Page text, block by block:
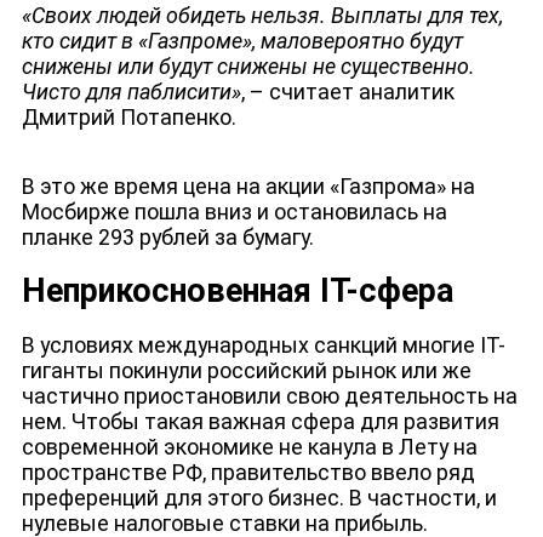
«Своих людей обидеть нельзя. Выплаты для тех,
кто сидит в «Газпроме», маловероятно будут
снижены или будут снижены не существенно.
Чисто для паблисити», – считает аналитик
Дмитрий Потапенко.
В это же время цена на акции «Газпрома» на
Мосбирже пошла вниз и остановилась на
планке 293 рублей за бумагу.
Неприкосновенная IT-сфера
В условиях международных санкций многие IT-
гиганты покинули российский рынок или же
частично приостановили свою деятельность на
нем. Чтобы такая важная сфера для развития
современной экономике не канула в Лету на
пространстве РФ, правительство ввело ряд
преференций для этого бизнес. В частности, и
нулевые налоговые ставки на прибыль.